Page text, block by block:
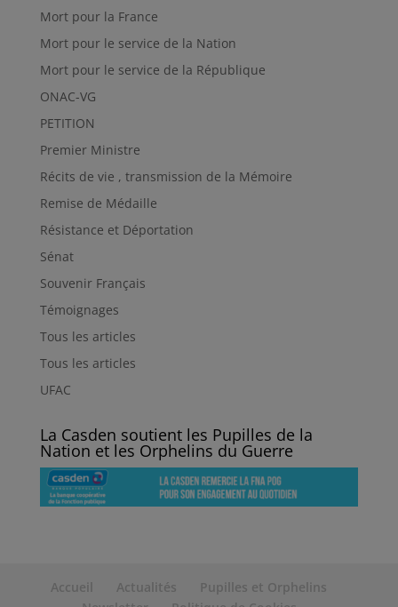
Mort pour la France
Mort pour le service de la Nation
Mort pour le service de la République
ONAC-VG
PETITION
Premier Ministre
Récits de vie , transmission de la Mémoire
Remise de Médaille
Résistance et Déportation
Sénat
Souvenir Français
Témoignages
Tous les articles
Tous les articles
UFAC
La Casden soutient les Pupilles de la
Nation et les Orphelins du Guerre
Accueil Actualités
Pupilles et Orphelins